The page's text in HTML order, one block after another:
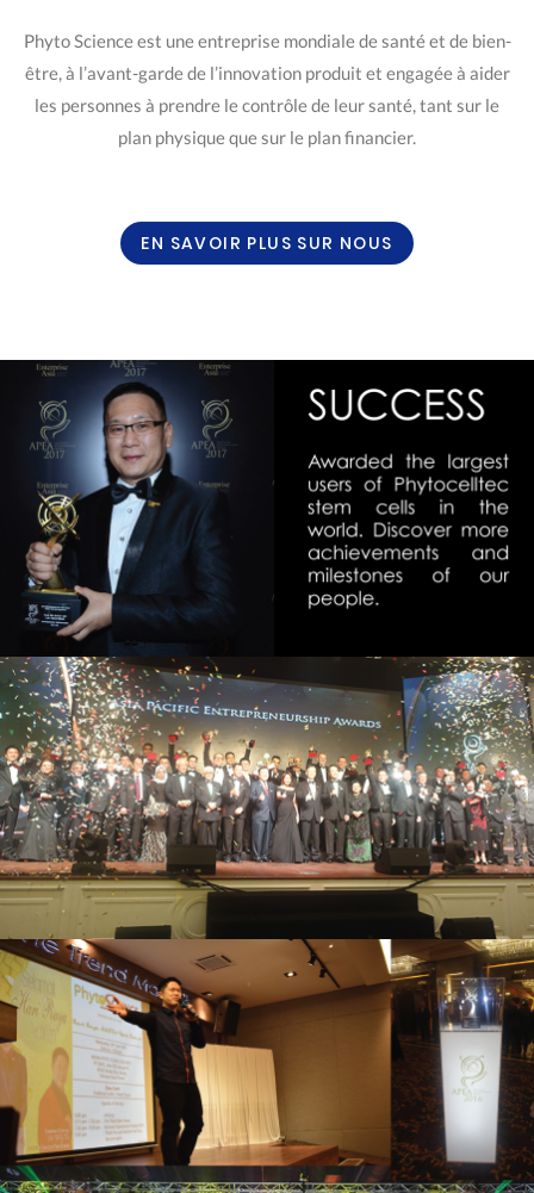
Phyto Science est une entreprise mondiale de santé et de bien-
être, à l’avant-garde de l’innovation produit et engagée à aider
les personnes à prendre le contrôle de leur santé, tant sur le
plan physique que sur le plan financier.
EN SAVOIR PLUS SUR NOUS